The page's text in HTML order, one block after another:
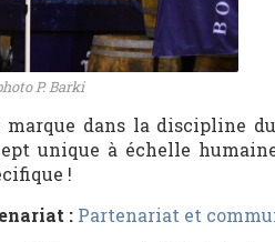
P. Barki
dans la discipline
unique à échelle
!
: Partenariat et